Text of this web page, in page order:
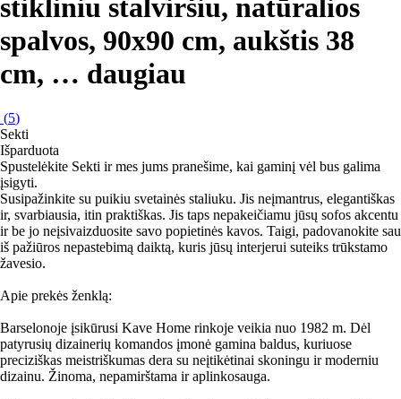
stikliniu stalviršiu, natūralios
spalvos, 90x90 cm, aukštis 38
cm, … daugiau
(5)
Sekti
Išparduota
Spustelėkite Sekti ir mes jums pranešime, kai gaminį vėl bus galima
įsigyti.
Susipažinkite su puikiu svetainės staliuku. Jis neįmantrus, elegantiškas
ir, svarbiausia, itin praktiškas. Jis taps nepakeičiamu jūsų sofos akcentu
ir be jo neįsivaizduosite savo popietinės kavos. Taigi, padovanokite sau
iš pažiūros nepastebimą daiktą, kuris jūsų interjerui suteiks trūkstamo
žavesio.
Apie prekės ženklą:
Barselonoje įsikūrusi Kave Home rinkoje veikia nuo 1982 m. Dėl
patyrusių dizainerių komandos įmonė gamina baldus, kuriuose
preciziškas meistriškumas dera su neįtikėtinai skoningu ir moderniu
dizainu. Žinoma, nepamirštama ir aplinkosauga.